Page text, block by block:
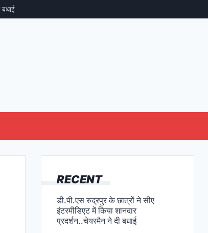
RECENT
डी.पी.एस रुद्रपुर के छात्रों ने सीए
इंटरमीडिएट में किया शानदार
प्रदर्शन..चेयरमैन ने दी बधाई